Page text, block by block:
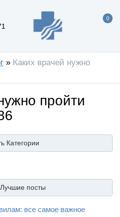
0
» Каких врачей нужно
пройти
Категории
посты
все самое важное